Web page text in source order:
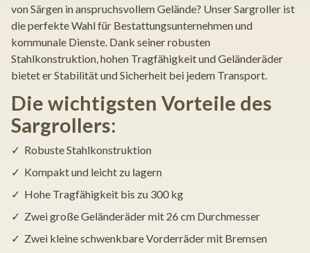
von Särgen in anspruchsvollem Gelände? Unser Sargroller ist
die perfekte Wahl für Bestattungsunternehmen und
kommunale Dienste. Dank seiner robusten
Stahlkonstruktion, hohen Tragfähigkeit und Geländeräder
bietet er Stabilität und Sicherheit bei jedem Transport.
Die wichtigsten Vorteile des
Sargrollers:
✓ Robuste Stahlkonstruktion
✓ Kompakt und leicht zu lagern
✓ Hohe Tragfähigkeit bis zu 300 kg
✓ Zwei große Geländeräder mit 26 cm Durchmesser
✓ Zwei kleine schwenkbare Vorderräder mit Bremsen